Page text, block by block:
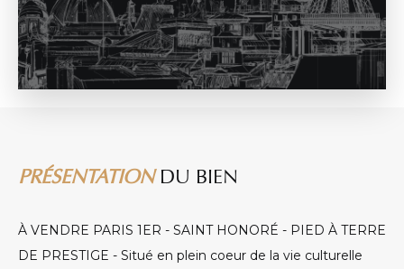
PRÉSENTATIONDU BIEN
À VENDRE PARIS 1ER - SAINT HONORÉ - PIED À TERRE
DE PRESTIGE - Situé en plein coeur de la vie culturelle